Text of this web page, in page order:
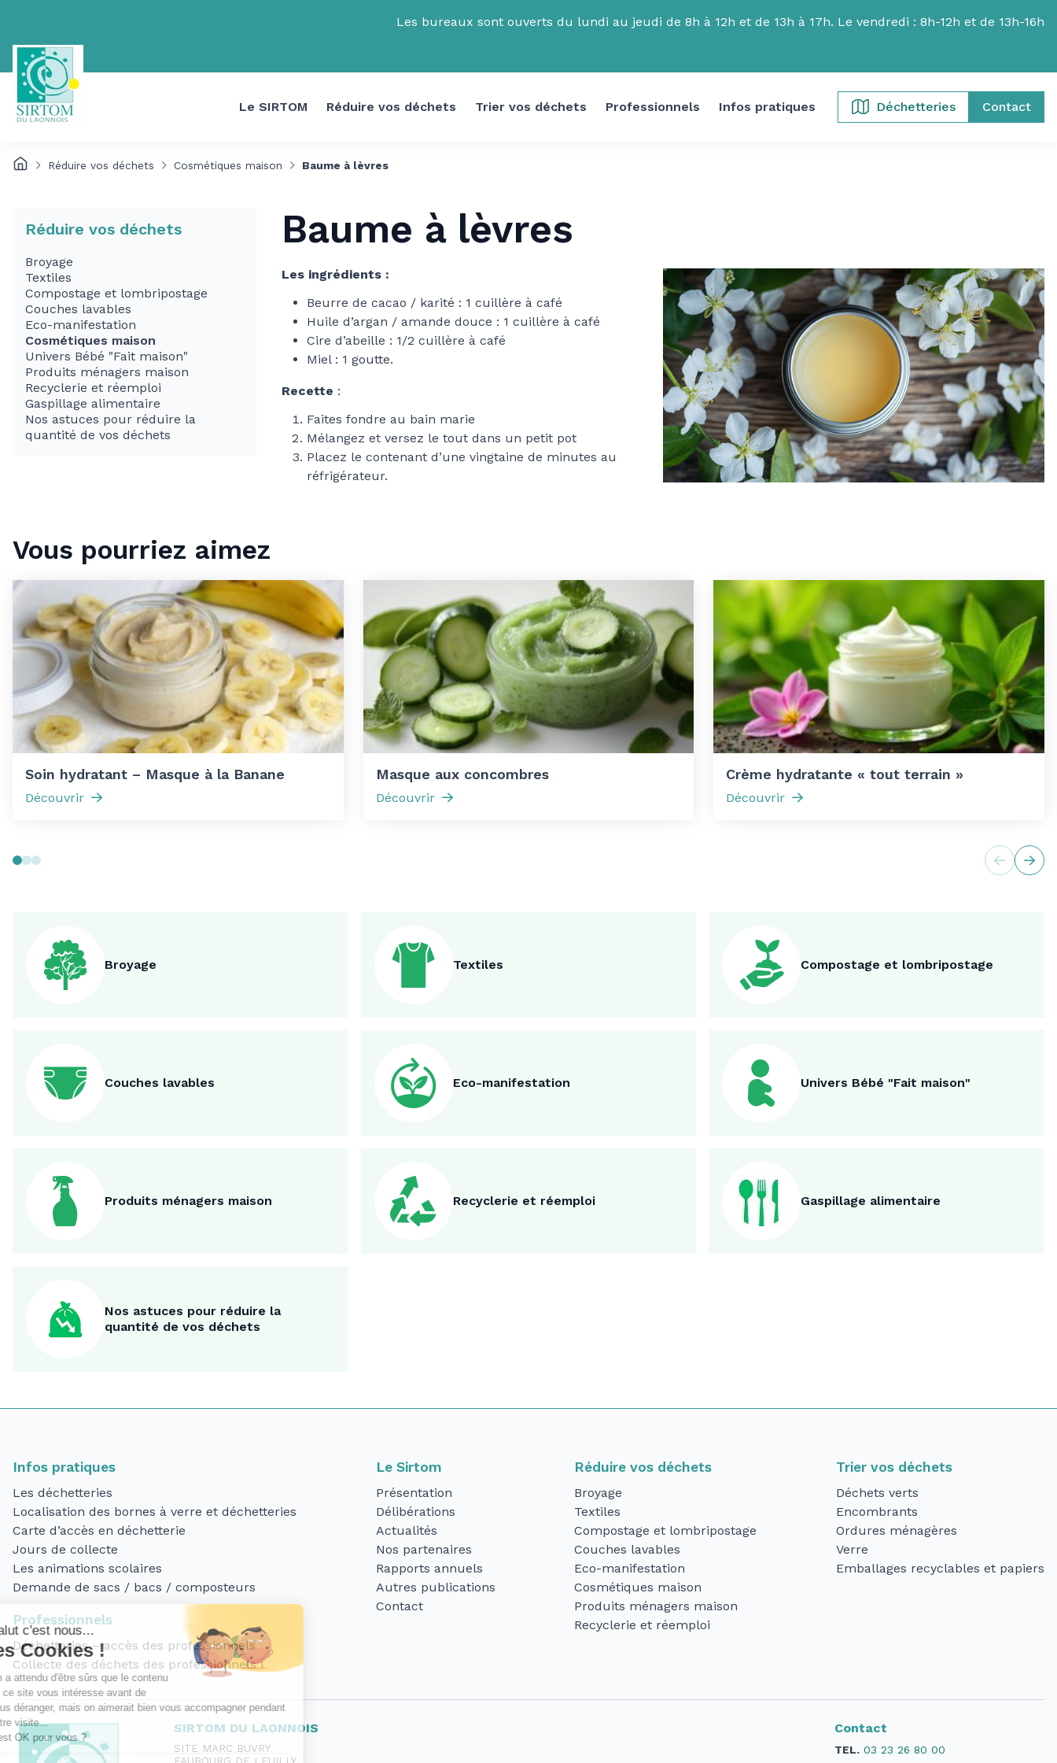
Les bureaux sont ouverts du lundi au jeudi de 8h à 12h et de 13h à 17h. Le vendredi : 8h-12h et de 13h-16h
Le SIRTOM Réduire vos déchets Trier vos déchets Professionnels Infos pratiques Déchetteries Contact
Réduire vos déchets Cosmétiques maison Baume à lèvres
Baume à lèvres
Les ingrédients :
Beurre de cacao / karité : 1 cuillère à café
Huile d’argan / amande douce : 1 cuillère à café
Cire d’abeille : 1/2 cuillère à café
Miel : 1 goutte.
Recette :
Faites fondre au bain marie
Mélangez et versez le tout dans un petit pot
Placez le contenant d’une vingtaine de minutes au
réfrigérateur.
Réduire vos déchets
Broyage
Textiles
Compostage et lombripostage
Couches lavables
Eco-manifestation
Cosmétiques maison
Univers Bébé "Fait maison"
Produits ménagers maison
Recyclerie et réemploi
Gaspillage alimentaire
Nos astuces pour réduire la
quantité de vos déchets
Vous pourriez aimez
Soin hydratant – Masque à la Banane
Découvrir
Masque aux concombres
Découvrir
Crème hydratante « tout terrain »
Découvrir
Broyage Textiles Compostage et lombripostage
Couches lavables Eco-manifestation Univers Bébé "Fait maison"
Produits ménagers maison Recyclerie et réemploi Gaspillage alimentaire
Nos astuces pour réduire la
quantité de vos déchets
Infos pratiques
Les déchetteries
Localisation des bornes à verre et déchetteries
Carte d’accès en déchetterie
Jours de collecte
Les animations scolaires
Demande de sacs / bacs / composteurs
Professionnels
Déchetteries – accès des professionnels
Collecte des déchets des professionnels
Le Sirtom
Présentation
Délibérations
Actualités
Nos partenaires
Rapports annuels
Autres publications
Contact
Réduire vos déchets
Broyage
Textiles
Compostage et lombripostage
Couches lavables
Eco-manifestation
Cosmétiques maison
Produits ménagers maison
Recyclerie et réemploi
Trier vos déchets
Déchets verts
Encombrants
Ordures ménagères
Verre
Emballages recyclables et papiers
SIRTOM DU LAONNOIS
SITE MARC BUVRY
Contact
TEL. 03 23 26 80 00